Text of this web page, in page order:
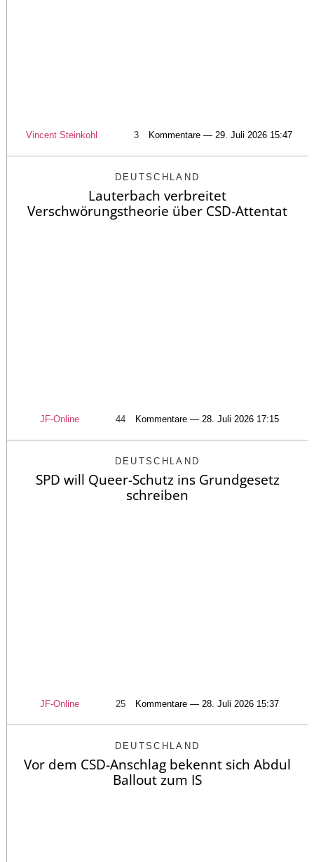
Vincent Steinkohl 3 Kommentare — 29. Juli 2026 15:47
DEUTSCHLAND
Lauterbach verbreitet
Verschwörungstheorie über CSD-Attentat
JF-Online 44 Kommentare — 28. Juli 2026 17:15
DEUTSCHLAND
SPD will Queer-Schutz ins Grundgesetz
schreiben
JF-Online 25 Kommentare — 28. Juli 2026 15:37
DEUTSCHLAND
Vor dem CSD-Anschlag bekennt sich Abdul
Ballout zum IS